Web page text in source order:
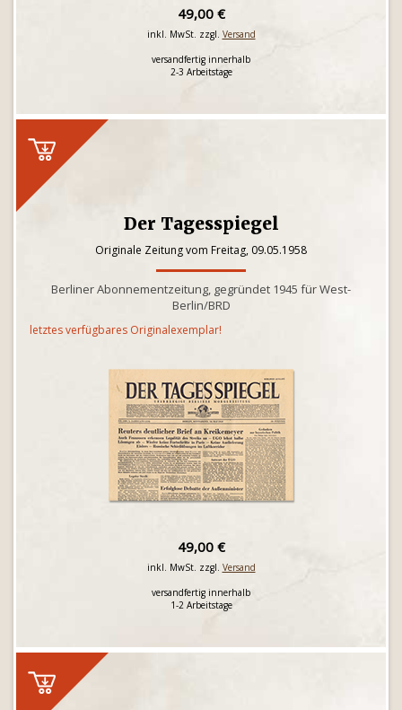
49,00 €
inkl. MwSt. zzgl. Versand
versandfertig innerhalb
2-3 Arbeitstage
Der Tagesspiegel
Originale Zeitung vom Freitag, 09.05.1958
Berliner Abonnementzeitung, gegründet 1945 für West-
Berlin/BRD
letztes verfügbares Originalexemplar!
49,00 €
inkl. MwSt. zzgl. Versand
versandfertig innerhalb
1-2 Arbeitstage